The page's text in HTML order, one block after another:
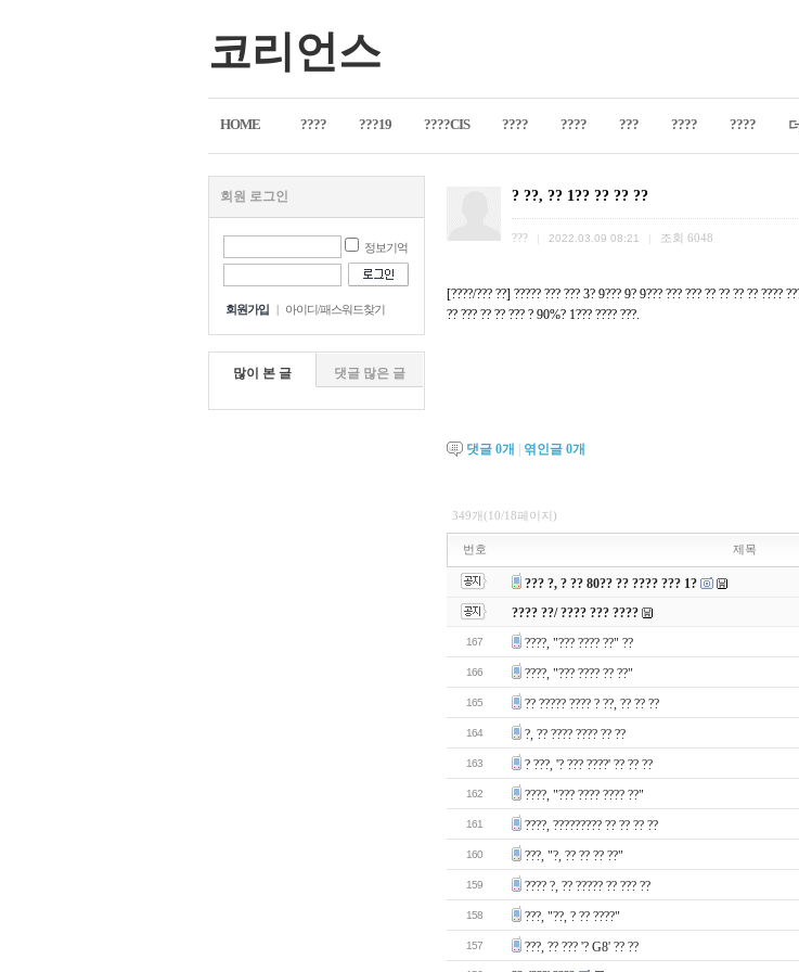
코리언스
HOME ???? ???19 ????CIS ???? ???? ??? ???? ????
회원 로그인
정보기억
회원가입 | 아이디/패스워드찾기
많이 본 글 댓글 많은 글
? ??, ?? 1?? ?? ?? ??
??? 2022.03.09 08:21 조회 6048
[????/??? ??] ????? ??? ??? 3? 9??? 9? 9??? ??? ??? ?? ?? ?? ?? ????
?? ??? ?? ?? ??? ? 90%? 1??? ???? ???.
댓글 0개 엮인글 0개
349개(10/18페이지)
번호 제목
??? ?, ? ?? 80?? ?? ???? ??? 1?
???? ??/ ???? ??? ????
167 ????, "??? ???? ??" ??
166 ????, "??? ???? ?? ??"
165 ?? ????? ???? ? ??, ?? ?? ??
164 ?, ?? ???? ???? ?? ??
163 ? ???, '? ??? ????' ?? ?? ??
162 ????, "??? ???? ???? ??"
161 ????, ????????? ?? ?? ?? ??
160 ???, "?, ?? ?? ?? ??"
159 ???? ?, ?? ????? ?? ??? ??
158 ???, "??, ? ?? ????"
157 ???, ?? ??? '? G8' ?? ??